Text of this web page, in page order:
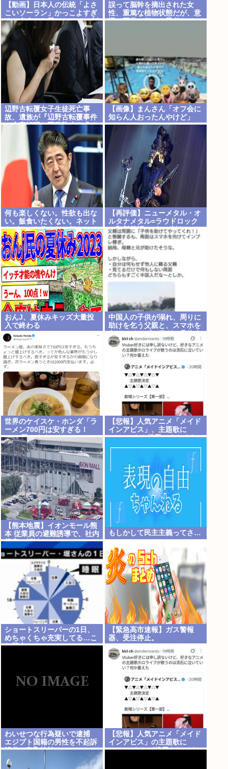
【動画】日本人の伝統「よさ
こいソーラン」かっこよすぎ
る。古来から我々のDNAに刻
まれた踊り
誤って脳幹を摘出された女
性、重篤な植物状態だが、意
識は正常で何かを思考してい
辺野古転覆女子生徒死亡事
故、遺族が『辺野古転覆事件
の全容解明と再発防止を求め
る会』を設立
【画像】まんさん「オフ会に
知らん人おったんやけど」
何も楽しくない。性欲も出な
い。飯食いたくない。ネット
もゲームも飽きた。何をして
も意味が無い。安倍晋三
【再評価】ニューメタル・オ
ルタナメタル=ラウドロック
（和製英語）がZに刺さって
るらしい。お前らがキッズの
頃好きだったバンドは何？
おんJ、夏休みキッズ大量投
入で終わる
中国人の子供が溺れ、周りに
助けを乞う父親と、スマホを
向けてインプレ稼ぎの見物人
世界のケイスケ・ホンダ「ラ
ーメン700円は安すぎる！
2000円にするべき」
【悲報】人気アニメ「メイド
インアビス」、主題歌に
VTuberさん起用でまたまた
また炎上www
【熊本地震】イオンモール熊
本 従業員の避難誘導で、社内
規定に抵触か
もしかして民主主義ってさ…
ショートスリーパーの1日、
めちゃくちゃ充実してる…こ
れ革命やろwww
【緊急高市速報】ガス警報
器、受注停止。
わいせつな行為疑いで逮捕
エジプト国籍の男性を不起訴
処分 鳥取地検 [8/8]
【悲報】人気アニメ「メイド
インアビス」の主題歌に
VTuberさんが起用されてま